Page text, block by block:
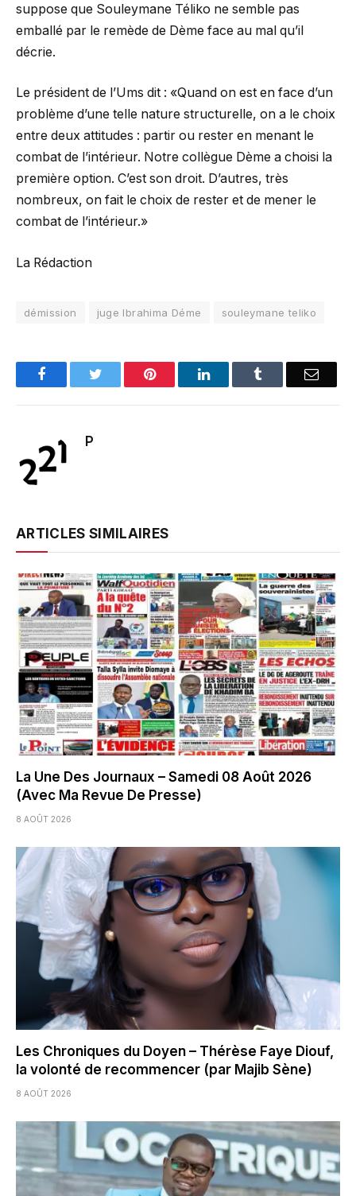
suppose que Souleymane Téliko ne semble pas
emballé par le remède de Dème face au mal qu’il
décrie.
Le président de l’Ums dit : «Quand on est en face d’un
problème d’une telle nature structurelle, on a le choix
entre deux attitudes : partir ou rester en menant le
combat de l’intérieur. Notre collègue Dème a choisi la
première option. C’est son droit. D’autres, très
nombreux, on fait le choix de rester et de mener le
combat de l’intérieur.»
La Rédaction
démission juge Ibrahima Déme souleymane teliko
FacebookTwitter Pinterest LinkedInTumblr Email
P
ARTICLES SIMILAIRES
La Une Des Journaux – Samedi 08 Août 2026
(Avec Ma Revue De Presse)
8 AOÛT 2026
Les Chroniques du Doyen – Thérèse Faye Diouf,
la volonté de recommencer (par Majib Sène)
8 AOÛT 2026